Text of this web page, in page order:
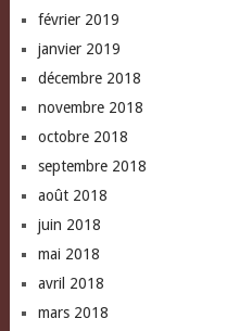
février 2019
janvier 2019
décembre 2018
novembre 2018
octobre 2018
septembre 2018
août 2018
juin 2018
mai 2018
avril 2018
mars 2018